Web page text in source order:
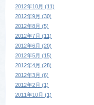
2012年10月 (11)
2012年9月 (30)
2012年8月 (5)
2012年7月 (11)
2012年6月 (20)
2012年5月 (15)
2012年4月 (28)
2012年3月 (6)
2012年2月 (1)
2011年10月 (1)